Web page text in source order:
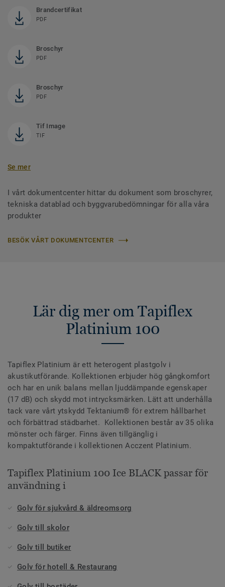
Brandcertifikat
PDF
Broschyr
PDF
Broschyr
PDF
Tif Image
TIF
Se mer
I vårt dokumentcenter hittar du dokument som broschyrer,
tekniska datablad och byggvarubedömningar för alla våra
produkter
BESÖK VÅRT DOKUMENTCENTER
Lär dig mer om Tapiflex
Platinium 100
Tapiflex Platinium är ett heterogent plastgolv i
akustikutförande. Kollektionen erbjuder hög gångkomfort
och har en unik balans mellan ljuddämpande egenskaper
(17 dB) och skydd mot intrycksmärken. Lätt att underhålla
tack vare vårt ytskydd Tektanium® för extrem hållbarhet
och förbättrad städbarhet. Kollektionen består av 35 olika
mönster och färger. Finns även tillgänglig i
kompaktutförande i kollektionen Acczent Platinium.
Tapiflex Platinium 100 Ice BLACK passar för
användning i
Golv för sjukvård & äldreomsorg
Golv till skolor
Golv till butiker
Golv för hotell & Restaurang